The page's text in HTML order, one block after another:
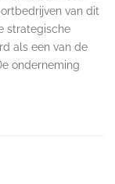
van dit
strategische
als een van de
onderneming